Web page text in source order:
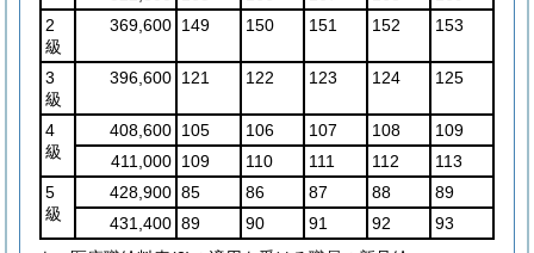
2
級
369,600 149 150 151 152 153
3
級
396,600 121 122 123 124 125
4
級
408,600 105 106 107 108
109
411,000 109 110 111 112
113
5
級
428,900 85 86 87 88
89
431,400 89 90 91 92
93